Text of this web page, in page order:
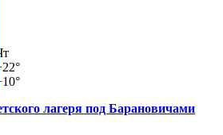
22°
10°
лагеря под Барановичами